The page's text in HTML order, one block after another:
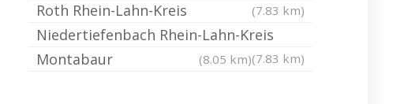
Roth Rhein-Lahn-Kreis (7.83 km)
Niedertiefenbach Rhein-Lahn-Kreis
(7.83 km)
Montabaur (8.05 km)